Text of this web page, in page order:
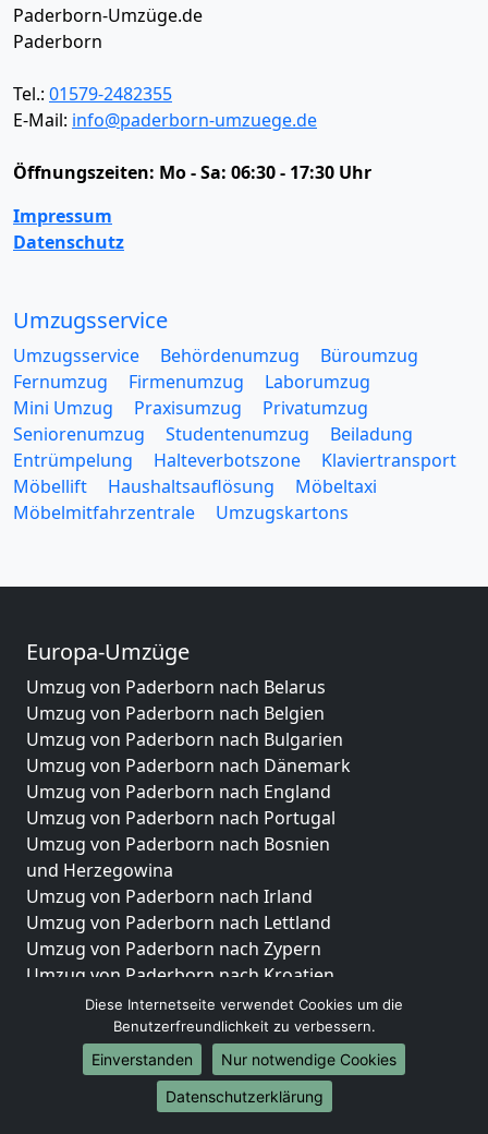
Paderborn-Umzüge.de
Paderborn
Tel.: 01579-2482355
E-Mail: info@paderborn-umzuege.de
Öffnungszeiten: Mo - Sa: 06:30 - 17:30 Uhr
Impressum
Datenschutz
Umzugsservice
Umzugsservice Behördenumzug
Büroumzug
Fernumzug
Firmenumzug
Laborumzug
Mini Umzug
Praxisumzug
Privatumzug
Seniorenumzug
Studentenumzug
Beiladung
Entrümpelung
Halteverbotszone
Klaviertransport
Möbellift
Haushaltsauflösung
Möbeltaxi
Möbelmitfahrzentrale
Umzugskartons
Europa-Umzüge
Umzug von Paderborn nach Belarus
Umzug von Paderborn nach Belgien
Umzug von Paderborn nach Bulgarien
Umzug von Paderborn nach Dänemark
Umzug von Paderborn nach England
Umzug von Paderborn nach Portugal
Umzug von Paderborn nach Bosnien
und Herzegowina
Umzug von Paderborn nach Irland
Umzug von Paderborn nach Lettland
Umzug von Paderborn nach Zypern
Umzug von Paderborn nach Kroatien
Umzug von Paderborn nach Estland
Umzug von Paderborn nach Finnland
Umzug von Paderborn nach Frankreich
Umzug von Paderborn nach Griechenland
Umzug von Paderborn nach Italien
Diese Internetseite verwendet Cookies um die
Benutzerfreundlichkeit zu verbessern.
Einverstanden
Nur notwendige Cookies
Datenschutzerklärung